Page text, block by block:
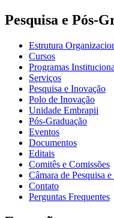
Pesquisa e Pós-
Estrutura
Cursos
Programas
Serviços
Pesquisa e Inovação
Polo de Inovação
Unidade Embrapii
Pós-Graduação
Eventos
Documentos
Editais
Comitês e Comissões
Câmara de Pesquisa
Contato
Perguntas Frequentes